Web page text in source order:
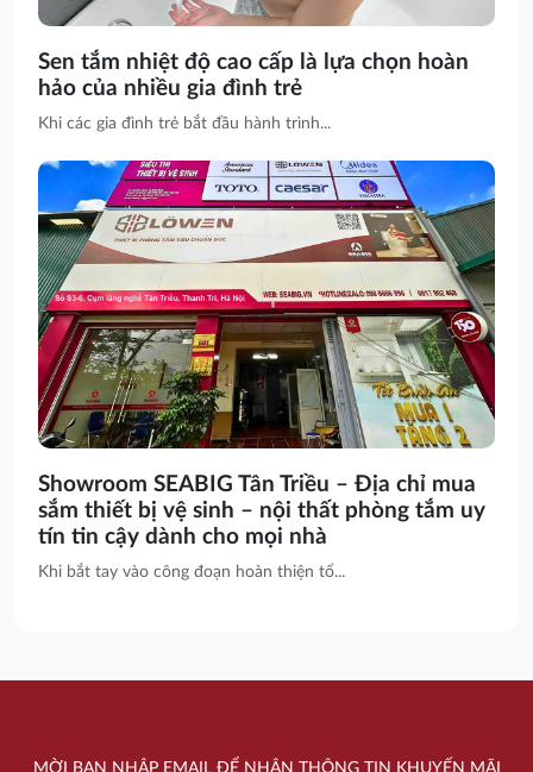
Sen tắm nhiệt độ cao cấp là lựa chọn hoàn
hảo của nhiều gia đình trẻ
Khi các gia đình trẻ bắt đầu hành trình...
Showroom SEABIG Tân Triều – Địa chỉ mua
sắm thiết bị vệ sinh – nội thất phòng tắm uy
tín tin cậy dành cho mọi nhà
Khi bắt tay vào công đoạn hoàn thiện tổ...